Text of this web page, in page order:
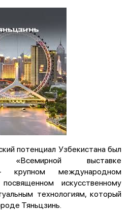
потенциал Узбекистана был
выставке
крупном международном
искусственному
технологиям, который
Тяньцзинь.